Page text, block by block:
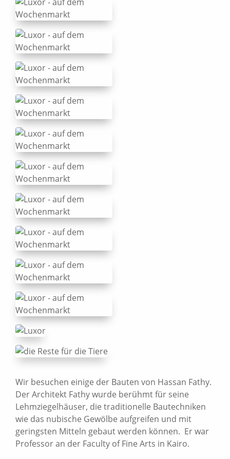
Wir besuchen einige der Bauten von Hassan Fathy.
Der Architekt Fathy wurde berühmt für seine
Lehmziegelhäuser, die traditionelle Bautechniken
wie das nubische Gewölbe aufgreifen und mit
geringsten Mitteln gebaut werden können. Er war
Professor an der Faculty of Fine Arts in Kairo.